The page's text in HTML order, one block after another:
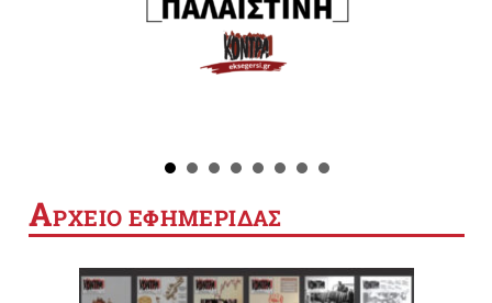
ΑΡΧΕΙΟ ΕΦΗΜΕΡΙΔΑΣ